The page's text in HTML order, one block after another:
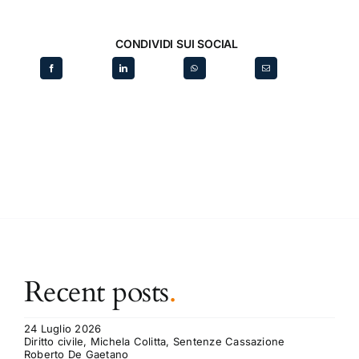
CONDIVIDI SUI SOCIAL
Recent posts.
24 Luglio 2026
Diritto civile, Michela Colitta, Sentenze Cassazione
Roberto De Gaetano